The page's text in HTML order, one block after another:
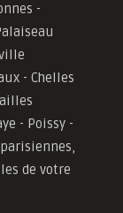
-
- Chelles
- Poissy -
de votre